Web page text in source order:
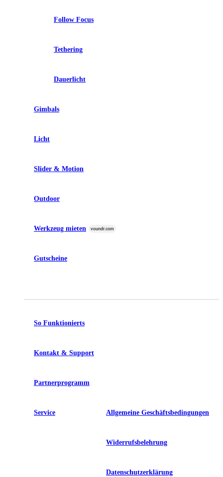
Follow Focus
Tethering
Dauerlicht
Gimbals
Licht
Slider & Motion
Outdoor
Werkzeug mieten voundr.com
Gutscheine
So Funktionierts
Kontakt & Support
Partnerprogramm
Service Allgemeine Geschäftsbedingungen
Widerrufsbelehrung
Datenschutzerklärung